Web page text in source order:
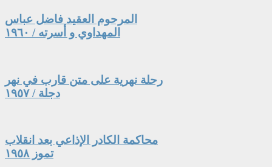
المرحوم العقيد فاضل عباس
المهداوي و أسرته / ١٩٦٠
رحلة نهرية على متن قارب في نهر
دجلة / ١٩٥٧
محاكمة الكادر الإذاعي بعد انقلاب
تموز ١٩٥٨